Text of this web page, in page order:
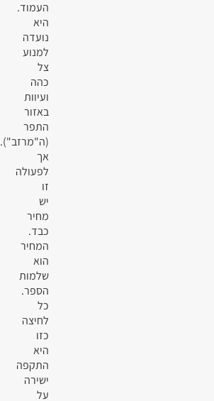
העמוד.
היא
נועדה
למנוע
צל
כהה
ועיוות
באזור
התפר
(ה"מרזב").
אך
לפעולה
זו
יש
מחיר
כבד.
המחיר
הוא
שלמות
הספר.
כל
לחיצה
כזו
היא
התקפה
ישירה
על